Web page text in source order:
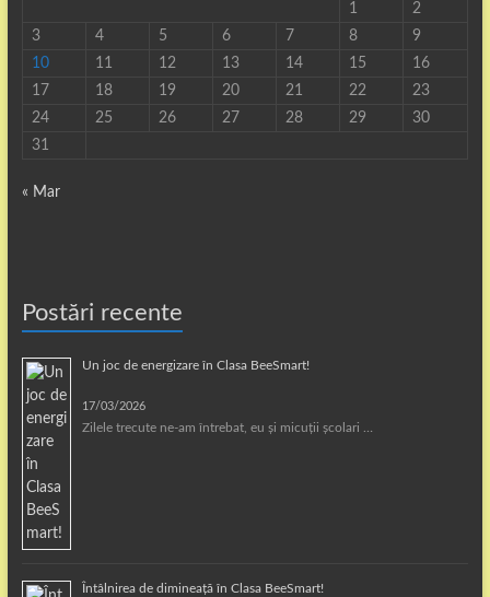
1
2
3
4 5 6 7 8
9
10
11 12 13 14 15
16
17
18 19 20 21 22
23
24
25 26 27 28 29
30
31
« Mar
Postări recente
Un joc de energizare în Clasa BeeSmart!
17/03/2026
Zilele trecute ne-am întrebat, eu și micuții școlari …
Întâlnirea de dimineață în Clasa BeeSmart!